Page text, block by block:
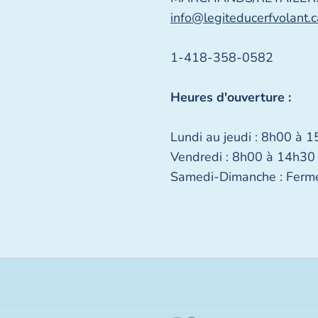
1-418-358-0582
Heures d'ouverture :
Lundi au jeudi : 8h00 à
Vendredi : 8h00 à 14h30
Samedi-Dimanche :